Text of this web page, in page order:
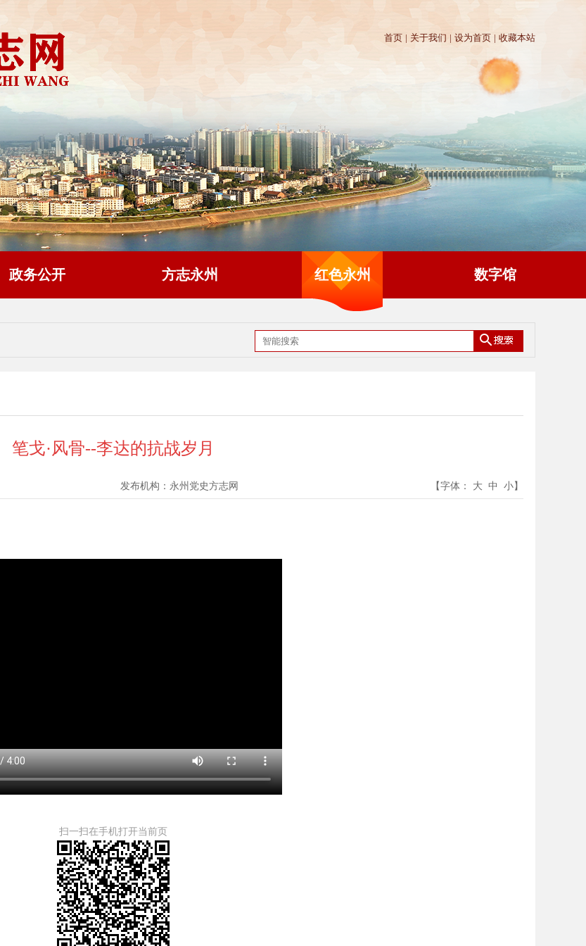
首页 | 关于我们 | 设为首页 | 收藏本站
政务公开 方志永州 红色永州 数字馆
笔戈·风骨--李达的抗战岁月
发布机构： 永州党史方志网 【字体： 大 中 小】
扫一扫在手机打开当前页